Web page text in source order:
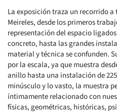
La exposición traza un recorrido
Meireles, desde los primeros
representación del espacio
concreto, hasta las grandes
material y técnica se confunden.
por la escala, ya que muestra
anillo hasta una instalación de
minúsculo y lo vasto, la muestra
íntimamente relacionado con
físicas, geométricas, históricas,